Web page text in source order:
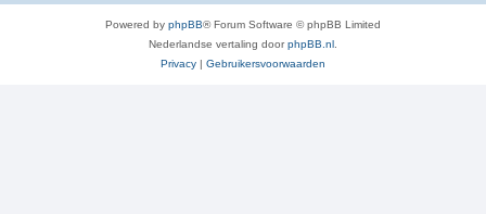
Powered by phpBB® Forum Software © phpBB Limited
Nederlandse vertaling doorphpBB.nl
Privacy | Gebruikersvoorwaarden